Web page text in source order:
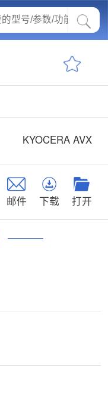
KYOCERA AVX
邮件 下载 打开